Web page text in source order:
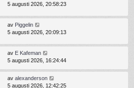
5 augusti 2026, 20:58:23
av Piggelin
5 augusti 2026, 20:09:13
av E Kafeman
5 augusti 2026, 16:24:44
av alexanderson
5 augusti 2026, 12:42:25